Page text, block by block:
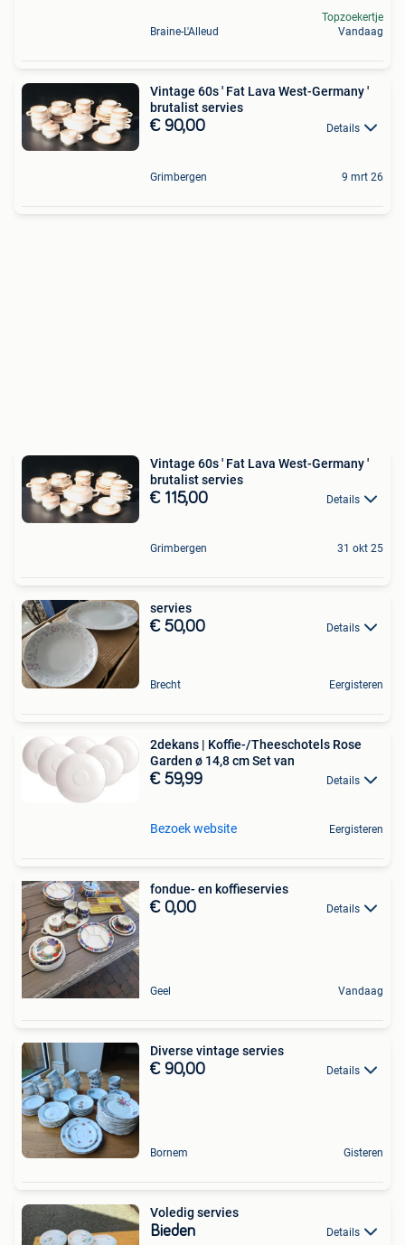
Braine-L'Alleud
Topzoekertje
Vandaag
Vintage 60s ' Fat Lava West-Germany '
brutalist servies
€ 90,00 Details
Grimbergen 9 mrt 26
Vintage 60s ' Fat Lava West-Germany '
brutalist servies
€ 115,00 Details
Grimbergen 31 okt 25
servies
€ 50,00 Details
Brecht Eergisteren
2dekans | Koffie-/Theeschotels Rose
Garden ø 14,8 cm Set van
€ 59,99 Details
Bezoek website Eergisteren
fondue- en koffieservies
€ 0,00 Details
Geel Vandaag
Diverse vintage servies
€ 90,00 Details
Bornem Gisteren
Voledig servies
Bieden Details